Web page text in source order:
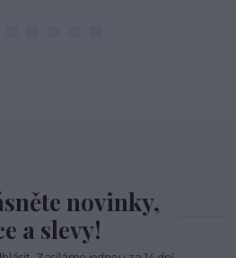
novinky,
a slevy!